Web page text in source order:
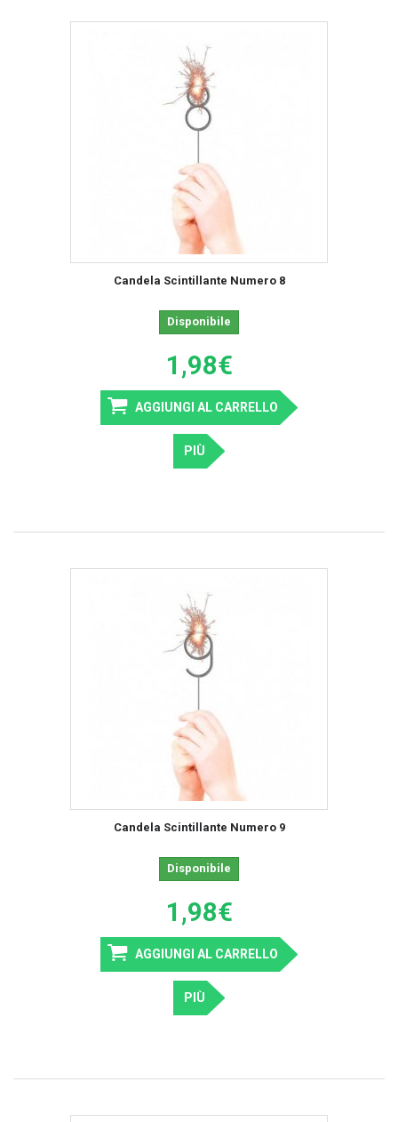
Candela Scintillante Numero 8
Disponibile
1,98€
AGGIUNGI AL CARRELLO
PIÙ
Candela Scintillante Numero 9
Disponibile
1,98€
AGGIUNGI AL CARRELLO
PIÙ